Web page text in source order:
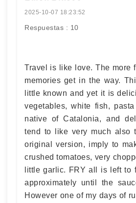
2025-10-07 18:23:52
Respuestas : 10
Travel is like love. The more
memories get in the way.
little known and yet it is
vegetables, white fish,
native of Catalonia, and
tend to like very much also
original version, imply to
crushed tomatoes, very
little garlic. FRY all is left to
approximately until the
However one of my days of